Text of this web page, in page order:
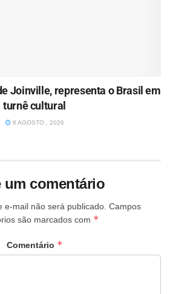
Joinville, representa o Brasil em
turnê cultural
8 AGOSTO , 2026
um comentário
e-mail não será publicado. Campos
são marcados com *
Comentário *